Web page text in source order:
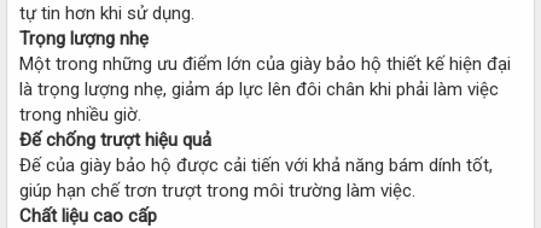
tự tin hơn khi sử dụng.
Trọng lượng nhẹ
Một trong những ưu điểm lớn của giày bảo hộ thiết kế hiện đại
là trọng lượng nhẹ, giảm áp lực lên đôi chân khi phải làm việc
trong nhiều giờ.
Đế chống trượt hiệu quả
Đế của giày bảo hộ được cải tiến với khả năng bám dính tốt,
giúp hạn chế trơn trượt trong môi trường làm việc.
Chất liệu cao cấp